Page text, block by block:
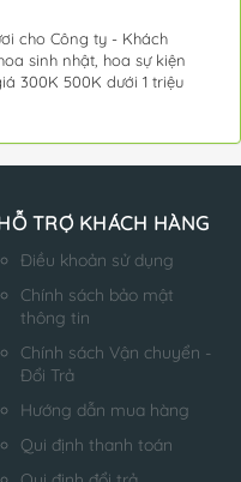
cho Công ty - Khách
sinh nhật, hoa sự kiện
300K 500K dưới 1 triệu
TRỢ KHÁCH HÀNG
Điều khoản sử dụng
Chính sách bảo mật
thông tin
Chính sách Vận chuyển -
Đổi Trả
Hướng dẫn mua hàng
Qui định thanh toán